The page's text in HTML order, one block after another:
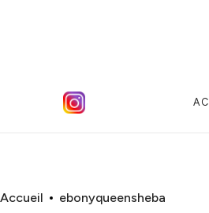
Accueil ebonyqueensheba